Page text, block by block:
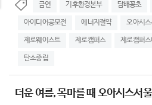
금연 기후환경본부 담배꽁초
아이디어공모전 에너지절약 오아시
제로웨이스트 제로캠퍼스 제로캠퍼
탄소중립
더운 여름, 목마를 때 오아시스서